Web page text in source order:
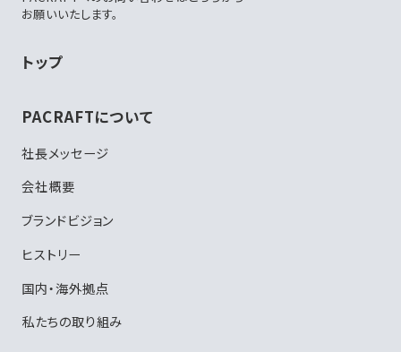
お願いいたします。
トップ
PACRAFTについて
社長メッセージ
会社概要
ブランドビジョン
ヒストリー
国内・海外拠点
私たちの取り組み